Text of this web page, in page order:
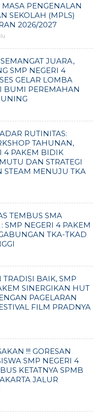
MASA PENGENALAN
SEKOLAH (MPLS)
2026/2027
JUARA,
SMP NEGERI 4
GELAR LOMBA
BUMI PEREMAHAN
RUTINITAS:
TAHUNAN,
4 PAKEM BIDIK
DAN STRATEGI
STEAM MENUJU TKA
TEMBUS SMA
SMP NEGERI 4 PAKEM
TKA-TKAD
TRADISI BAIK, SMP
SINERGIKAN HUT
PAGELARAN
FILM PRADNYA
!!! GORESAN
SMP NEGERI 4
KETATNYA SPMB
JALUR